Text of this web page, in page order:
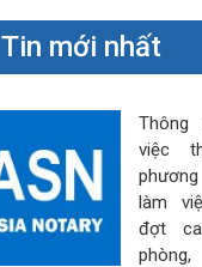
Tin mới nhất
việc
làm
đợt